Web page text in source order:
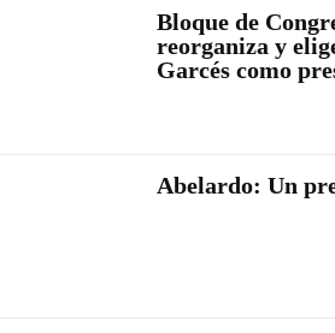
Bloque de
reorganiza y
Garcés como
Abelardo: Un